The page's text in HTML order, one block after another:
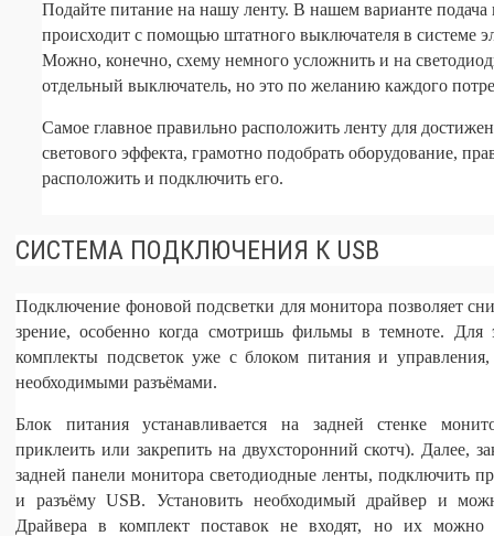
Подайте питание на нашу ленту. В нашем варианте подача
происходит с помощью штатного выключателя в системе
Можно, конечно, схему немного усложнить и на
отдельный выключатель, но это по желанию каждого
Самое главное правильно расположить ленту для
светового эффекта, грамотно подобрать оборудование,
расположить и подключить его.
СИСТЕМА ПОДКЛЮЧЕНИЯ К USB
Подключение фоновой подсветки для монитора позволяет
зрение, особенно когда смотришь фильмы в темноте. Для
комплекты подсветок уже с блоком питания и
необходимыми разъёмами.
Блок питания устанавливается на задней стенке
приклеить или закрепить на двухсторонний скотч). Далее,
задней панели монитора светодиодные ленты, подключить
и разъёму USB. Установить необходимый драйвер и
Драйвера в комплект поставок не входят, но их можно